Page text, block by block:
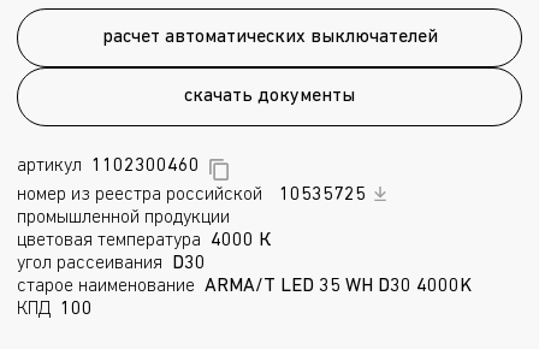
расчет автоматических выключателей
скачать документы
артикул
1102300460
номер из реестра российской
промышленной продукции
10535725
цветовая температура
4000 К
угол рассеивания
D30
старое наименование ARMA/T LED 35 WH D30 4000K
КПД 100